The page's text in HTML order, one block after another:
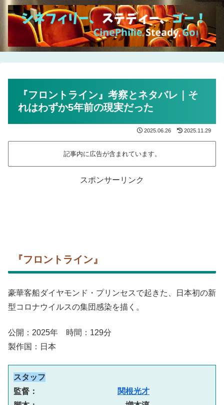
『フロントライン』考察とネタバレ｜そ
れはわずか5年前の現実だった
2025.06.26 2025.11.29
記事内に広告が含まれています。
スポンサーリンク
『フロントライン』
豪華客船ダイヤモンド・プリンセスで起きた、日本初の新
型コロナウイルスの集団感染を描く。
公開：2025年 時間：129分
製作国：日本
スタッフ
監督：
関根光才